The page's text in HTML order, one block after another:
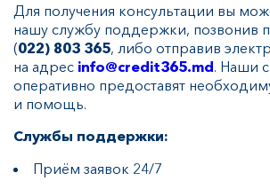
Для получения консультации вы
нашу службу поддержки, позвонив
(022) 803 365, либо отправив
на адрес info@credit365.md. Наши
оперативно предоставят
и помощь.
Cлужбы поддержки:
Приём заявок 24/7